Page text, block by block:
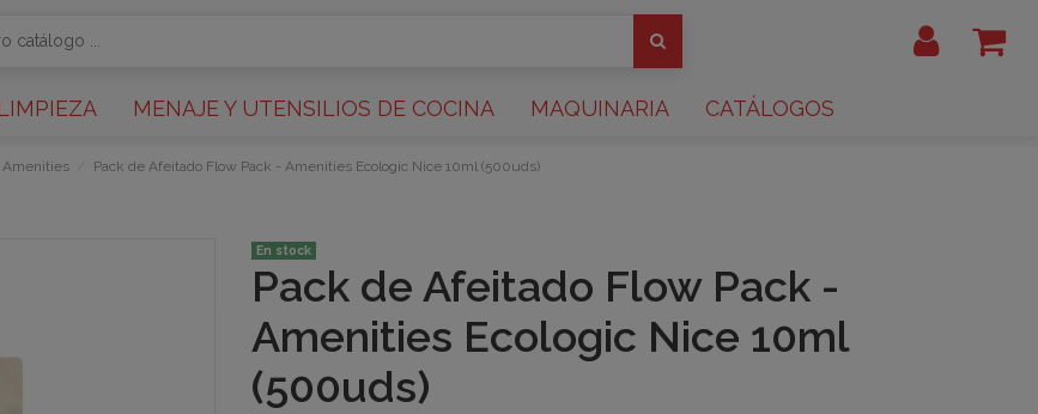
LIMPIEZA MENAJE Y UTENSILIOS DE COCINA MAQUINARIA CATÁLOGOS
Amenities Pack de Afeitado Flow Pack - Amenities Ecologic Nice 10ml (500uds)
En stock
Pack de Afeitado Flow Pack -
Amenities Ecologic Nice 10ml
(500uds)